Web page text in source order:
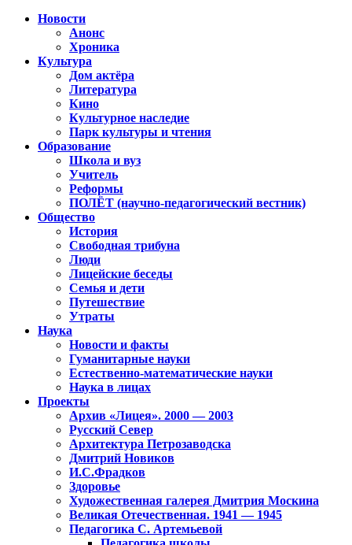
Новости
Анонс
Хроника
Культура
Дом актёра
Литература
Кино
Культурное наследие
Парк культуры и чтения
Образование
Школа и вуз
Учитель
Реформы
ПОЛЁТ (научно-педагогический вестник)
Общество
История
Свободная трибуна
Люди
Лицейские беседы
Семья и дети
Путешествие
Утраты
Наука
Новости и факты
Гуманитарные науки
Естественно-математические науки
Наука в лицах
Проекты
Архив «Лицея». 2000 — 2003
Русский Север
Архитектура Петрозаводска
Дмитрий Новиков
И.С.Фрадков
Здоровье
Художественная галерея Дмитрия Москина
Великая Отечественная. 1941 — 1945
Педагогика С. Артемьевой